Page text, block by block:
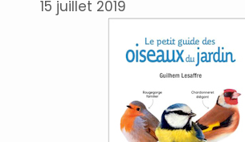
15 juillet 2019